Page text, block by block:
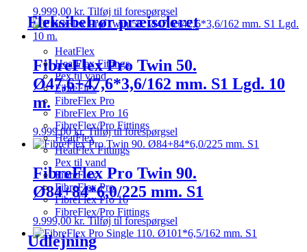
Fleksibelrør præisoleret
HeatFlex
HeatFlex Fittings
Pex til vand
FibreFlex
FibreFlex Pro
FibreFlex Pro 16
FibreFlex/Pro Fittings
HeatFlex
HeatFlex Fittings
Pex til vand
FibreFlex
FibreFlex Pro
FibreFlex Pro 16
FibreFlex/Pro Fittings
Udlejning
9.999,00 kr. Tilføj til forespørgsel
FibreFlex Pro Twin 50.
Ø47,6+47,6*3,6/162 mm. S1 Lgd. 10
m.
9.999,00kr. Tilføj til forespørgsel
FibreFlex Pro Twin 90.
Ø84+84*6,0/225 mm. S1
9.999,00kr. Tilføj til forespørgsel